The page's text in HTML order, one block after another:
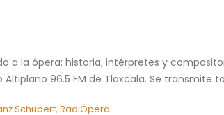
a la ópera: historia, intérpretes y
96.5 FM de Tlaxcala. Se transmite
Schubert,RadiÓpera